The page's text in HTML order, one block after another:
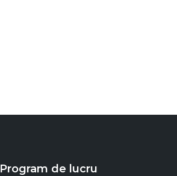
Program de lucru